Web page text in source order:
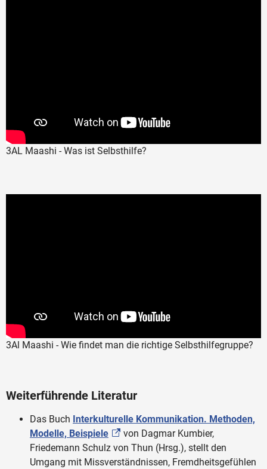
3AL Maashi - Was ist Selbsthilfe?
3Al Maashi - Wie findet man die richtige Selbsthilfegruppe?
Weiterführende Literatur
Das Buch Interkulturelle Kommunikation. Methoden,
Modelle, Beispiele
von Dagmar Kumbier,
Friedemann Schulz von Thun (Hrsg.), stellt den
Umgang mit Missverständnissen, Fremdheitsgefühlen